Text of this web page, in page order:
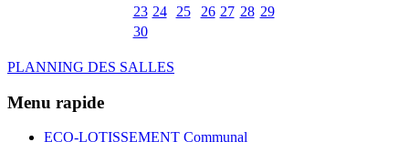
23 24 25 26 27 28 29
30
PLANNING DES SALLES
Menu rapide
ECO-LOTISSEMENT Communal